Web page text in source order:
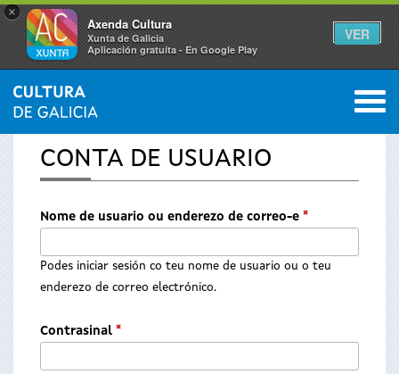
×
Axenda Cultura
Xunta de Galicia
Aplicación gratuíta - En Google Play
VER
Vostede
está
aquí
INICIO 0
CONTA DE USUARIO
Nome de usuario ou enderezo de correo-e *
Podes iniciar sesión co teu nome de usuario ou o teu
enderezo de correo electrónico.
Contrasinal *